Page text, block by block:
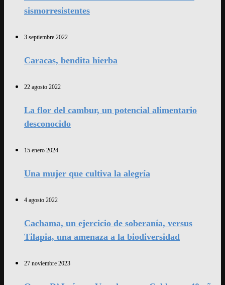
sismorresistentes
3 septiembre 2022
Caracas, bendita hierba
22 agosto 2022
La flor del cambur, un potencial alimentario
desconocido
15 enero 2024
Una mujer que cultiva la alegría
4 agosto 2022
Cachama, un ejercicio de soberanía, versus
Tilapia, una amenaza a la biodiversidad
27 noviembre 2023